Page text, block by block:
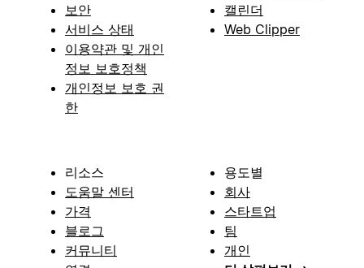
보안
서비스 상태
이용약관 및 개인
정보 보호정책
개인정보 보호 권
한
캘린더
Web Clipper
리소스
도움말 센터
가격
블로그
커뮤니티
용도별
회사
스타트업
팀
개인